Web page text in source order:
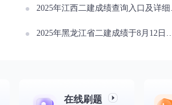
2025年江西二建成绩查询入口及详细操作流程
2025年黑龙江省二建成绩于8月12日发布 仅剩1地成绩未出
在线刷题